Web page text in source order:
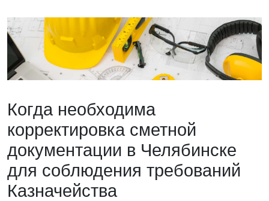
Когда необходима
корректировка сметной
документации в Челябинске
для соблюдения требований
Казначейства